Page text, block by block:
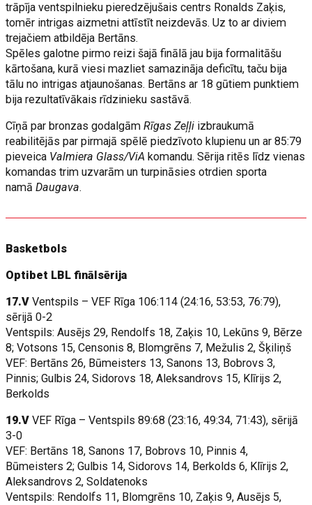
trāpīja ventspilnieku pieredzējušais centrs Ronalds Zaķis,
tomēr intrigas aizmetni attīstīt neizdevās. Uz to ar diviem
trejačiem atbildēja Bertāns.
Spēles galotne pirmo reizi šajā finālā jau bija formalitāšu
kārtošana, kurā viesi mazliet samazināja deficītu, taču bija
tālu no intrigas atjaunošanas. Bertāns ar 18 gūtiem punktiem
bija rezultatīvākais rīdzinieku sastāvā.
Cīņā par bronzas godalgāmRīgas Zeļļi izbraukumā
reabilitējās par pirmajā spēlē piedzīvoto klupienu un ar 85:79
pieveica Valmiera Glass/ViA komandu. Sērija ritēs līdz vienas
komandas trim uzvarām un turpināsies otrdien sporta
namāDaugava.
Basketbols
Optibet LBL finālsērija
17.V Ventspils – VEF Rīga 106:114 (24:16, 53:53, 76:79),
sērijā 0-2
Ventspils: Ausējs 29, Rendolfs 18, Zaķis 10, Lekūns 9, Bērze
8; Votsons 15, Censonis 8, Blomgrēns 7, Mežulis 2, Šķiliņš
VEF: Bertāns 26, Būmeisters 13, Sanons 13, Bobrovs 3,
Pinnis; Gulbis 24, Sidorovs 18, Aleksandrovs 15, Klīrijs 2,
Berkolds
19.V VEF Rīga – Ventspils 89:68 (23:16, 49:34, 71:43), sērijā
3-0
VEF: Bertāns 18, Sanons 17, Bobrovs 10, Pinnis 4,
Būmeisters 2; Gulbis 14, Sidorovs 14, Berkolds 6, Klīrijs 2,
Aleksandrovs 2, Soldatenoks
Ventspils: Rendolfs 11, Blomgrēns 10, Zaķis 9, Ausējs 5,